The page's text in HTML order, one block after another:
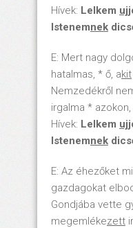
Hívek: Lelkem uj
Istenemnek
E: Mert nagy
hatalmas, * ő, akit
Nemzedékről
irgalma * azokon,
Hívek: Lelkem uj
Istenemnek
E: Az éhezőket
gazdagokat
Gondjába vette
megemlékezett